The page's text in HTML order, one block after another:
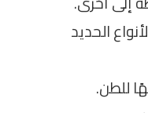
الحديد